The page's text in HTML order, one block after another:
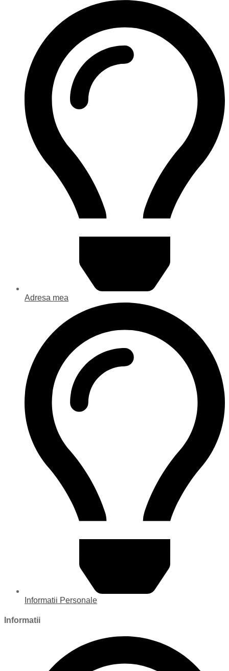
Adresa mea
Informatii Personale
Informatii